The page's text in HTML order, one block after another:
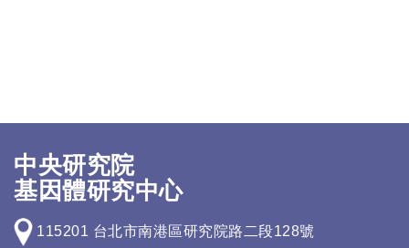
中央研究院
基因體研究中心
115201 台北市南港區研究院路二段128號